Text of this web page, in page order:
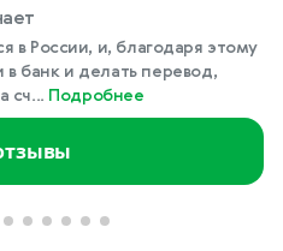
в России, и, благодаря этому
банк и делать перевод,
сч... Подробнее